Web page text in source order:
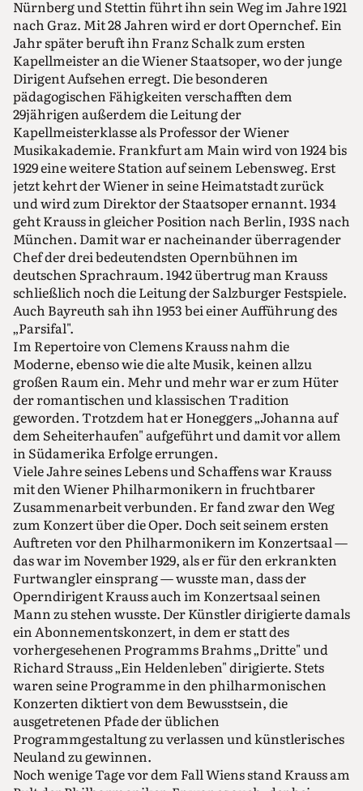
Nürnberg und Stettin führt ihn sein Weg im Jahre 1921
nach Graz. Mit 28 Jahren wird er dort Opernchef. Ein
Jahr später beruft ihn Franz Schalk zum ersten
Kapellmeister an die Wiener Staatsoper, wo der junge
Dirigent Aufsehen erregt. Die besonderen
pädagogischen Fähigkeiten verschafften dem
29jährigen außerdem die Leitung der
Kapellmeisterklasse als Professor der Wiener
Musikakademie. Frankfurt am Main wird von 1924 bis
1929 eine weitere Station auf seinem Lebensweg. Erst
jetzt kehrt der Wiener in seine Heimatstadt zurück
und wird zum Direktor der Staatsoper ernannt. 1934
geht Krauss in gleicher Position nach Berlin, I93S nach
München. Damit war er nacheinander überragender
Chef der drei bedeutendsten Opernbühnen im
deutschen Sprachraum. 1942 übertrug man Krauss
schließlich noch die Leitung der Salzburger Festspiele.
Auch Bayreuth sah ihn 1953 bei einer Aufführung des
„Parsifal".
Im Repertoire von Clemens Krauss nahm die
Moderne, ebenso wie die alte Musik, keinen allzu
großen Raum ein. Mehr und mehr war er zum Hüter
der romantischen und klassischen Tradition
geworden. Trotzdem hat er Honeggers „Johanna auf
dem Seheiterhaufen" aufgeführt und damit vor allem
in Südamerika Erfolge errungen.
Viele Jahre seines Lebens und Schaffens war Krauss
mit den Wiener Philharmonikern in fruchtbarer
Zusammenarbeit verbunden. Er fand zwar den Weg
zum Konzert über die Oper. Doch seit seinem ersten
Auftreten vor den Philharmonikern im Konzertsaal —
das war im November 1929, als er für den erkrankten
Furtwangler einsprang — wusste man, dass der
Operndirigent Krauss auch im Konzertsaal seinen
Mann zu stehen wusste. Der Künstler dirigierte damals
ein Abonnementskonzert, in dem er statt des
vorhergesehenen Programms Brahms „Dritte" und
Richard Strauss „Ein Heldenleben" dirigierte. Stets
waren seine Programme in den philharmonischen
Konzerten diktiert von dem Bewusstsein, die
ausgetretenen Pfade der üblichen
Programmgestaltung zu verlassen und künstlerisches
Neuland zu gewinnen.
Noch wenige Tage vor dem Fall Wiens stand Krauss am